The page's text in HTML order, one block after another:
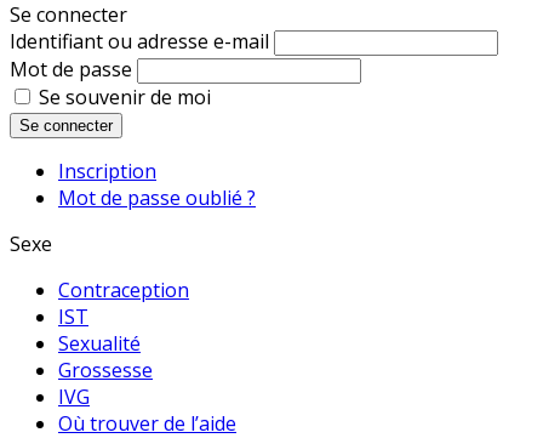
Se connecter
Identifiant ou adresse e-mail
Mot de passe
Se souvenir de moi
Se connecter
Inscription
Mot de passe oublié ?
Sexe
Contraception
IST
Sexualité
Grossesse
IVG
Où trouver de l’aide